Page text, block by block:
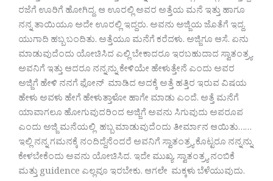
ರಜೆಗೆ ಊರಿಗೆ ಹೋಗಿದ್ದ. ಆ ಊರಲ್ಲಿ ಅವರ ಅತ್ತೆಯ ಮನೆ ಇತ್ತು ಹಾಗೂ
ನನ್ನ ತಾಯಿಯೂ ಅದೇ ಊರಲ್ಲಿ ಇದ್ದರು. ಅವನು ಅಜ್ಜಿಯ ಜೊತೆಗೆ ಇದ್ದ.
ಯುಗಾದಿ ಹಬ್ಬ ಬಂದಿತು. ಅತ್ತೆಯೂ ಮನೆಗೆ ಕರೆದಳು. ಅಜ್ಜಿಗೂ ಆಸೆ. ಏನು
ಮಾಡುವುದೆಂದು ಯೋಚಿಸಿದ ಎಲ್ಲಿ ಬೇಕಾದರೂ ಇರಬಹುದಾದ ಸ್ವಾತಂತ್ರ್ಯ
ಅವನಿಗೆ ಇತ್ತು ಆದರೂ ನನ್ನನ್ನು ಕೇಳಿಯೇ ಹೇಳುತ್ತೇನೆ ಎಂದು ಅವರ
ಅಜ್ಜಿಗೆ ಹೇಳಿ ನನಗೆ ಫೋನ್ ಮಾಡಿದ ಅದಕ್ಕೆ ಅತ್ತೆ ಹತ್ತಿರ ಇರುವ ವಿಷಯ
ಹೇಳು ಅವಳು ಹೇಗೆ ಹೇಳುತ್ತಾಳೋ ಹಾಗೇ ಮಾಡು ಎಂದೆ. ಅತ್ತೆ ಮನೆಗೆ
ಯಾವಾಗಲೂ ಹೋಗುವುದರಿಂದ ಅಜ್ಜಿಗೆ ಅವನು ಸಿಗುವುದು ಅಪರೂಪ
ಎಂದು ಅಜ್ಜಿ ಮನೆಯಲ್ಲಿ ಹಬ್ಬ ಮಾಡುವುದೆಂದು ತೀರ್ಮಾನ ಆಯಿತು……
ಇಲ್ಲಿ ನನ್ನ ಗಮನಕ್ಕೆ ನಂದಿದ್ದೆನೆಂದರೆ ಅವನಿಗೆ ಸ್ವಾತಂತ್ರ್ಯ ಕೊಟ್ಟರೂ ನನ್ನನ್ನು
ಕೇಳಬೇಕೆಂದು ಅವನು ಯೋಚಿಸಿದ. ಇದೇ ಮುಖ್ಯ. ಸ್ವಾತಂತ್ರ್ಯ ನಂಬಿಕೆ
ಮತ್ತು guidence ಎಲ್ಲವೂ ಇರಬೇಕು. ಆಗಲೇ ಮಕ್ಕಳು ಬೆಳೆಯುವುದು.